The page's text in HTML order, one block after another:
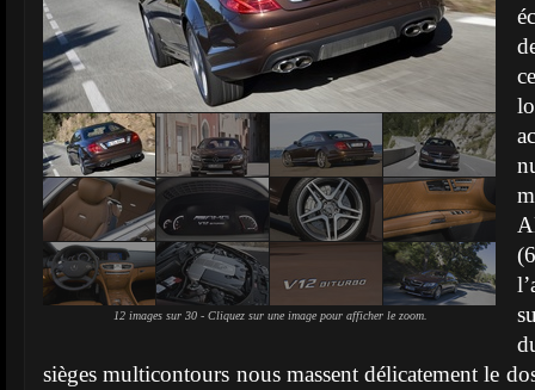
12 images sur 30 - Cliquez sur une image pour afficher le zoom.
sièges multicontours nous massent délicatement le